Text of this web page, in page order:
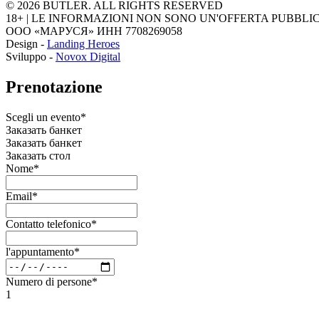
© 2026 BUTLER. ALL RIGHTS RESERVED
18+ | LE INFORMAZIONI NON SONO UN'OFFERTA
ООО «МАРУСЯ» ИНН 7708269058
Design - Landing Heroes
Sviluppo - Novox Digital
Prenotazione
Scegli un evento*
Заказать банкет
Заказать банкет
Заказать стол
Nome*
Email*
Contatto telefonico*
l'appuntamento*
Numero di persone*
1